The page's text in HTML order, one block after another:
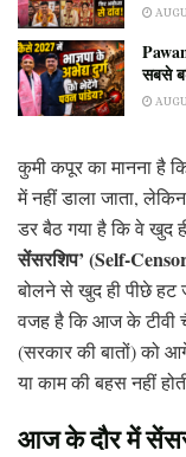
सबसे
कुमी कपूर का मानना है
में नहीं डाला जाता,
डर बैठ गया है कि वे खुद
सेंसरशिप’ (Self-
बोलने से खुद ही पीछे हट
वजह है कि आज के टीवी
(सरकार की बातों) को
या काम की बहस नहीं
आज के दौर में